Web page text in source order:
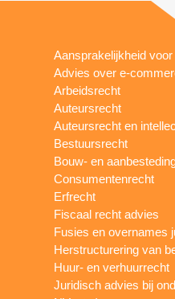
Aansprakelijkheid
Advies over e-
Arbeidsrecht
Auteursrecht
Auteursrecht en
Bestuursrecht
Bouw- en
Consumentenrecht
Erfrecht
Fiscaal recht advies
Fusies en overnames
Herstructurering van
Huur- en verhuurrecht
Juridisch advies bij